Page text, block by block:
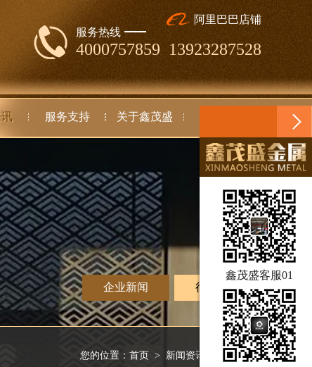
服务热线
4000757859 13923287528
阿里巴巴店铺
服务支持 关于鑫茂盛
企业新闻 行业动态
您的位置： 首页 > 新闻资讯 行业资讯
鑫茂盛客服01